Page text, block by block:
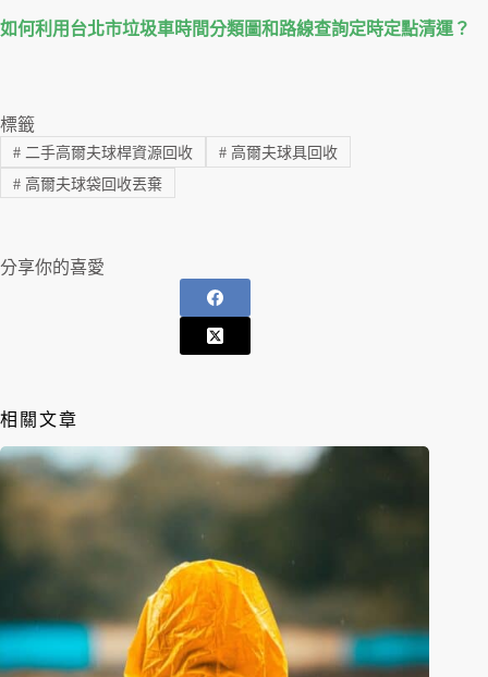
如何利用台北市垃圾車時間分類圖和路線查詢定時定點清運？
標籤
#二手高爾夫球桿資源回收 #高爾夫球具回收
#高爾夫球袋回收丟棄
分享你的喜愛
相關文章